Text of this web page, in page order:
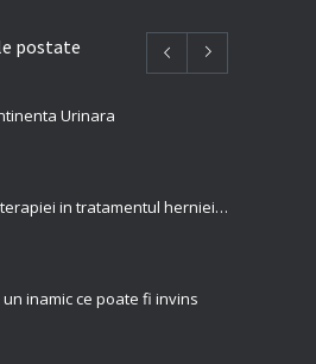
postate
Urinara
Importanta kinetoterapiei in tratamentul herniei de disc
inamic ce poate fi invins